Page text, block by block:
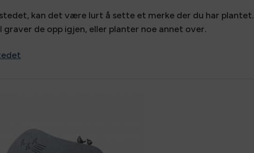
kan det være lurt å sette et merke der du har plantet.
de opp igjen, eller planter noe annet over.